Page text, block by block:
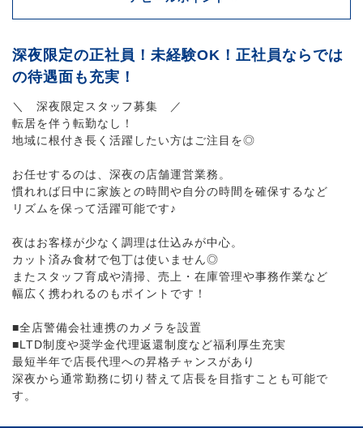
深夜限定の正社員！未経験OK！正社員ならでは
の待遇面も充実！
＼ 深夜限定スタッフ募集 ／
転居を伴う転勤なし！
地域に根付き長く活躍したい方はご注目を◎
お任せするのは、深夜の店舗運営業務。
慣れれば日中に家族との時間や自分の時間を確保するなど
リズムを保って活躍可能です♪
夜はお客様が少なく調理は仕込みが中心。
カット済み食材で包丁は使いません◎
またスタッフ育成や清掃、売上・在庫管理や事務作業など
幅広く携われるのもポイントです！
■全店警備会社連携のカメラを設置
■LTD制度や奨学金代理返還制度など福利厚生充実
最短半年で店長代理への昇格チャンスがあり
深夜から通常勤務に切り替えて店長を目指すことも可能で
す。